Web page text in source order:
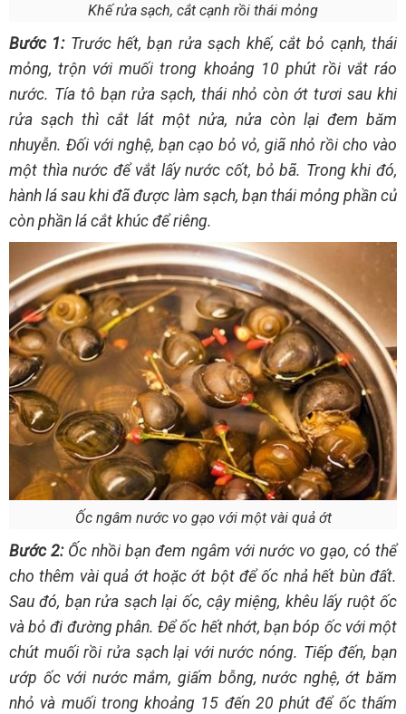
Khế rửa sạch, cắt cạnh rồi thái mỏng
Bước 1:Trước hết, bạn rửa sạch khế, cắt bỏ cạnh, thái
mỏng, trộn với muối trong khoảng 10 phút rồi vắt ráo
nước. Tía tô bạn rửa sạch, thái nhỏ còn ớt tươi sau khi
rửa sạch thì cắt lát một nửa, nửa còn lại đem băm
nhuyễn. Đối với nghệ, bạn cạo bỏ vỏ, giã nhỏ rồi cho vào
một thìa nước để vắt lấy nước cốt, bỏ bã. Trong khi đó,
hành lá sau khi đã được làm sạch, bạn thái mỏng phần củ
còn phần lá cắt khúc để riêng.
Ốc ngâm nước vo gạo với một vài quả ớt
Bước 2:Ốc nhồi bạn đem ngâm với nước vo gạo, có thể
cho thêm vài quả ớt hoặc ớt bột để ốc nhả hết bùn đất.
Sau đó, bạn rửa sạch lại ốc, cậy miệng, khêu lấy ruột ốc
và bỏ đi đường phân. Để ốc hết nhớt, bạn bóp ốc với một
chút muối rồi rửa sạch lại với nước nóng. Tiếp đến, bạn
ướp ốc với nước mắm, giấm bỗng, nước nghệ, ớt băm
nhỏ và muối trong khoảng 15 đến 20 phút để ốc thấm